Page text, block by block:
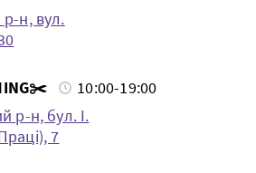
н, вул.
10:00-19:00
р-н, бул. І.
7